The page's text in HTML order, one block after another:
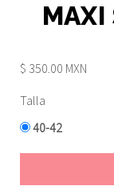
MAXI
$ 350.00 MXN
Talla
40-42